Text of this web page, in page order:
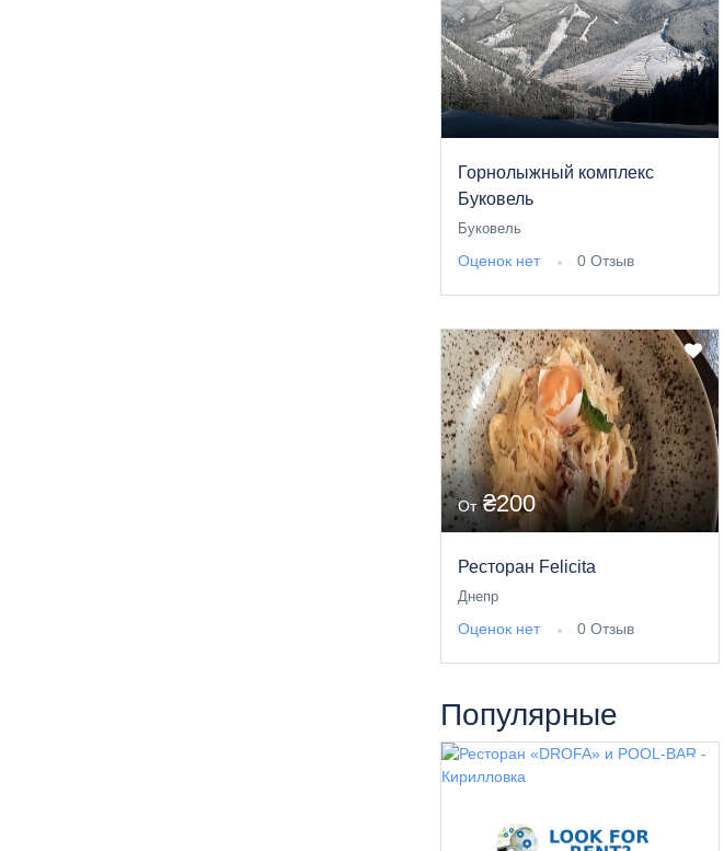
Горнолыжный комплекс
Буковель
Буковель
Оценок нет 0 Отзыв
От₴200
Ресторан Felicita
Днепр
Оценок нет 0 Отзыв
Популярные